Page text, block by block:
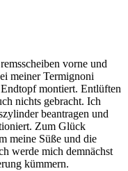
vorne und
meiner Termignoni
montiert. Entlüften
nichts gebracht. Ich
beantragen und
Zum Glück
meine Süße und die
werde mich demnächst
kümmern.